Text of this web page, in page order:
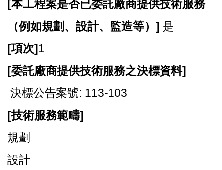
[本工程案是否已委託廠商提供技術服務
（例如規劃、設計、監造等）] 是
[項次]1
[委託廠商提供技術服務之決標資料]
決標公告案號: 113-103
[技術服務範疇]
規劃
設計